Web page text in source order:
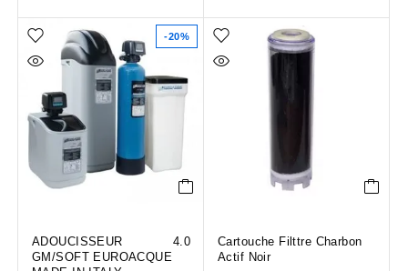
-20%
ADOUCISSEUR
GM/SOFT EUROACQUE
4.0
Cartouche Filttre Charbon
Actif Noir